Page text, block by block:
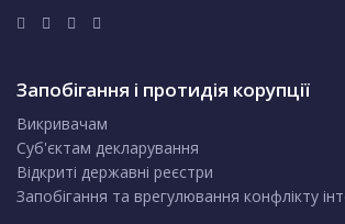
Запобігання і протидія корупції
Викривачам
Суб'єктам декларування
Відкриті державні реєстри
Запобігання та врегулювання конфлікту